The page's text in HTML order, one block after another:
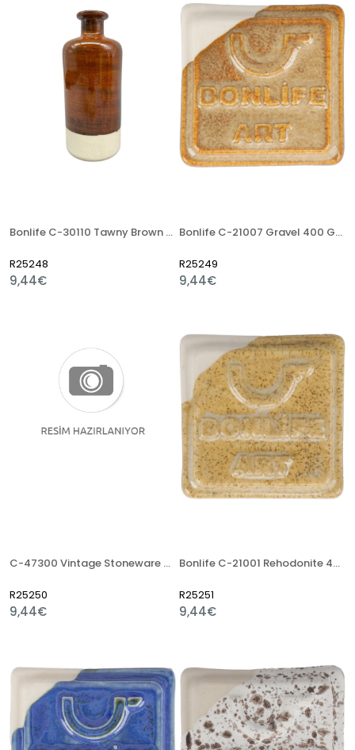
Bonlife C-30110 Tawny Brown 400 Gr Stoneware Artistik Sır
R25248
9,44€
Bonlife C-21007 Gravel 400 Gr Stoneware Artistik Sır
R25249
9,44€
C-47300 Vintage Stoneware Artistik Sır
R25250
9,44€
Bonlife C-21001 Rehodonite 400 Gr Stoneware Artistik Sır
R25251
9,44€